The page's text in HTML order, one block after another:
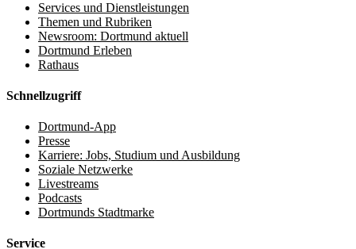
Services und Dienstleistungen
Themen und Rubriken
Newsroom: Dortmund aktuell
Dortmund Erleben
Rathaus
Schnellzugriff
Dortmund-App
Presse
Karriere: Jobs, Studium und Ausbildung
Soziale Netzwerke
Livestreams
Podcasts
Dortmunds Stadtmarke
Service